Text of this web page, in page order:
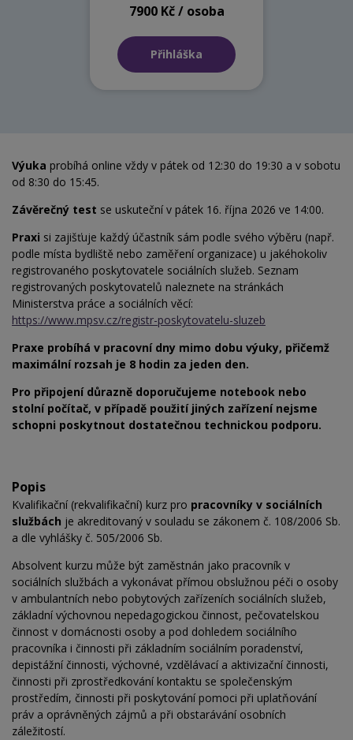
7900 Kč / osoba
Přihláška
Výuka probíhá online vždy v pátek od 12:30 do 19:30 a v sobotu
od 8:30 do 15:45.
Závěrečný test se uskuteční v pátek 16. října 2026 ve 14:00.
Praxi si zajišťuje každý účastník sám podle svého výběru (např.
podle místa bydliště nebo zaměření organizace) u jakéhokoliv
registrovaného poskytovatele sociálních služeb. Seznam
registrovaných poskytovatelů naleznete na stránkách
Ministerstva práce a sociálních věcí:
https://www.mpsv.cz/registr-poskytovatelu-sluzeb
Praxe probíhá v pracovní dny mimo dobu výuky, přičemž
maximální rozsah je 8 hodin za jeden den.
Pro připojení důrazně doporučujeme notebook nebo
stolní počítač, v případě použití jiných zařízení nejsme
schopni poskytnout dostatečnou technickou podporu.
Popis
Kvalifikační (rekvalifikační) kurz pro pracovníky v sociálních
službách je akreditovaný v souladu se zákonem č. 108/2006 Sb.
a dle vyhlášky č. 505/2006 Sb.
Absolvent kurzu může být zaměstnán jako pracovník v
sociálních službách a vykonávat přímou obslužnou péči o osoby
v ambulantních nebo pobytových zařízeních sociálních služeb,
základní výchovnou nepedagogickou činnost, pečovatelskou
činnost v domácnosti osoby a pod dohledem sociálního
pracovníka i činnosti při základním sociálním poradenství,
depistážní činnosti, výchovné, vzdělávací a aktivizační činnosti,
činnosti při zprostředkování kontaktu se společenským
prostředím, činnosti při poskytování pomoci při uplatňování
práv a oprávněných zájmů a při obstarávání osobních
záležitostí.